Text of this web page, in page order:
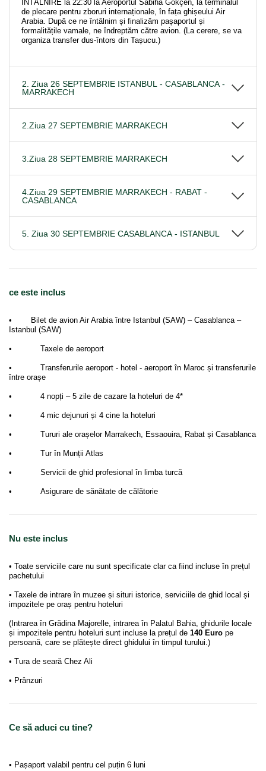
ÎNTÂLNIRE la 22:30 la Aeroportul Sabiha Gökçen, la terminalul
de plecare pentru zboruri internaționale, în fața ghișeului Air
Arabia. După ce ne întâlnim și finalizăm pașaportul și
formalitățile vamale, ne îndreptăm către avion. (La cerere, se va
organiza transfer dus-întors din Tașucu.)
2. Ziua 26 SEPTEMBRIE ISTANBUL - CASABLANCA -
MARRAKECH
2.Ziua 27 SEPTEMBRIE MARRAKECH
3.Ziua 28 SEPTEMBRIE MARRAKECH
4.Ziua 29 SEPTEMBRIE MARRAKECH - RABAT -
CASABLANCA
5. Ziua 30 SEPTEMBRIE CASABLANCA - ISTANBUL
ce este inclus
• Bilet de avion Air Arabia între Istanbul (SAW) – Casablanca –
Istanbul (SAW)
• Taxele de aeroport
• Transferurile aeroport - hotel - aeroport în Maroc și transferurile
între orașe
• 4 nopți – 5 zile de cazare la hoteluri de 4*
• 4 mic dejunuri și 4 cine la hoteluri
• Tururi ale orașelor Marrakech, Essaouira, Rabat și Casablanca
• Tur în Munții Atlas
• Servicii de ghid profesional în limba turcă
• Asigurare de sănătate de călătorie
Nu este inclus
• Toate serviciile care nu sunt specificate clar ca fiind incluse în prețul
pachetului
• Taxele de intrare în muzee și situri istorice, serviciile de ghid local și
impozitele pe oraș pentru hoteluri
(Intrarea în Grădina Majorelle, intrarea în Palatul Bahia, ghidurile locale
și impozitele pentru hoteluri sunt incluse la prețul de 140 Euro pe
persoană, care se plătește direct ghidului în timpul turului.)
• Tura de seară Chez Ali
• Prânzuri
Ce să aduci cu tine?
• Pașaport valabil pentru cel puțin 6 luni